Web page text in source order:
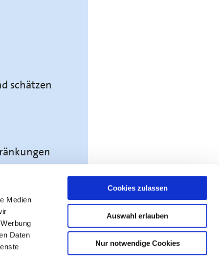
Medien
Daten
Cookies zulassen
Auswahl erlauben
Nur notwendige Cookies
schätzen